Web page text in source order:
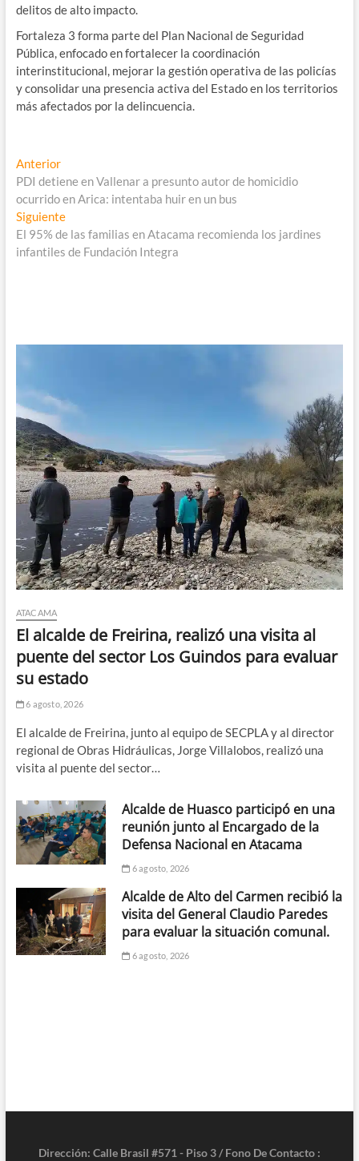
delitos de alto impacto.
Fortaleza 3 forma parte del Plan Nacional de Seguridad
Pública, enfocado en fortalecer la coordinación
interinstitucional, mejorar la gestión operativa de las policías
y consolidar una presencia activa del Estado en los territorios
más afectados por la delincuencia.
Navegación
de
entradas
AnteriorEntrada
anterior:
PDI detiene en Vallenar a presunto autor de homicidio
ocurrido en Arica: intentaba huir en un bus
SiguienteEntrada
siguiente:
El 95% de las familias en Atacama recomienda los jardines
infantiles de Fundación Integra
ATACAMA
El alcalde de Freirina, realizó una visita al
puente del sector Los Guindos para evaluar
su estado
6 agosto, 2026
El alcalde de Freirina, junto al equipo de SECPLA y al director
regional de Obras Hidráulicas, Jorge Villalobos, realizó una
visita al puente del sector…
Alcalde de Huasco participó en una
reunión junto al Encargado de la
Defensa Nacional en Atacama
6 agosto, 2026
Alcalde de Alto del Carmen recibió la
visita del General Claudio Paredes
para evaluar la situación comunal.
6 agosto, 2026
Dirección: Calle Brasil #571 - Piso 3 / Fono De Contacto :